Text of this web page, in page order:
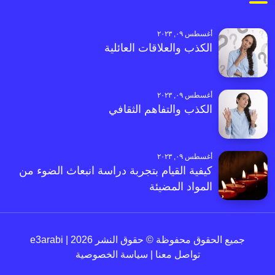
أغسطس ٠٩, ٢٠٢٣
الكذب والعلاقات العائلية
أغسطس ٠٩, ٢٠٢٣
الكذب والتفاهم الثقافي
أغسطس ٠٩, ٢٠٢٣
كيفية القيام بتجربة دراسة انبعاث الضوء من
المواد المضيئة
جميع الحقوق محفوظة © حقوق النشر 2026 | e3arabi
تواصل معنا
سياسة الخصوصية